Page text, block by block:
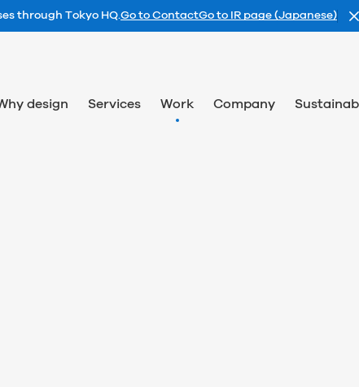
through Tokyo HQ.Go to ContactGo to IR page (Japanese)
design Services Work Company